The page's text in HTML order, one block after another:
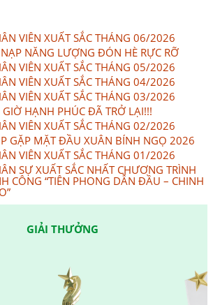
VIÊN XUẤT SẮC THÁNG 06/2026
NĂNG LƯỢNG ĐÓN HÈ RỰC RỠ
VIÊN XUẤT SẮC THÁNG 05/2026
VIÊN XUẤT SẮC THÁNG 04/2026
VIÊN XUẤT SẮC THÁNG 03/2026
GIỜ HẠNH PHÚC ĐÃ TRỞ LẠI!!!
VIÊN XUẤT SẮC THÁNG 02/2026
GẶP MẶT ĐẦU XUÂN BÍNH NGỌ 2026
VIÊN XUẤT SẮC THÁNG 01/2026
SỰ XUẤT SẮC NHẤT CHƯƠNG TRÌNH
CÔNG “TIÊN PHONG DẪN ĐẦU – CHINH
GIẢI THƯỞNG